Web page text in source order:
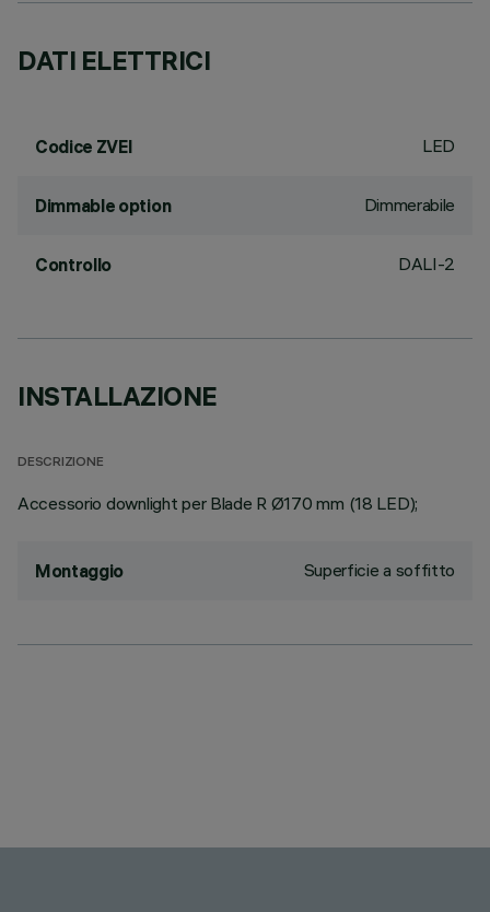
DATI ELETTRICI
Codice ZVEI LED
Dimmable option Dimmerabile
Controllo DALI-2
INSTALLAZIONE
DESCRIZIONE
Accessorio downlight per Blade R Ø170 mm (18 LED);
Montaggio Superficie a soffitto